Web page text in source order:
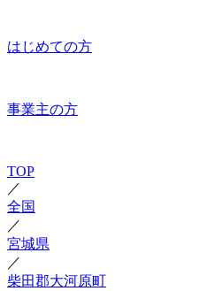
はじめての方
事業主の方
TOP
／
全国
／
宮城県
／
柴田郡大河原町